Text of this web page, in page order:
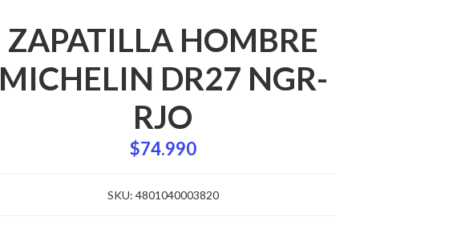
ZAPATILLA HOMBRE
MICHELIN DR27 NGR-
RJO
$74.990
SKU: 4801040003820